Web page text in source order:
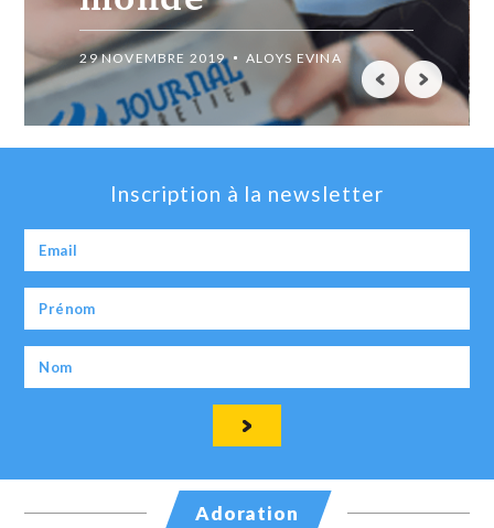
28 MAI 2018
Inscription à la newsletter
Adoration